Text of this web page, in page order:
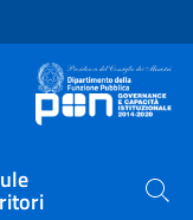
Cerca